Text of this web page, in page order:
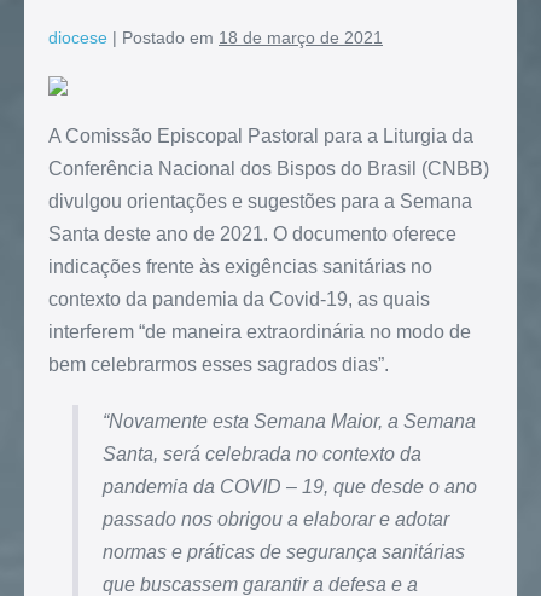
diocese | Postado em 18 de março de 2021
A Comissão Episcopal Pastoral para a Liturgia da
Conferência Nacional dos Bispos do Brasil (CNBB)
divulgou orientações e sugestões para a Semana
Santa deste ano de 2021. O documento oferece
indicações frente às exigências sanitárias no
contexto da pandemia da Covid-19, as quais
interferem “de maneira extraordinária no modo de
bem celebrarmos esses sagrados dias”.
“Novamente esta Semana Maior, a Semana
Santa, será celebrada no contexto da
pandemia da COVID – 19, que desde o ano
passado nos obrigou a elaborar e adotar
normas e práticas de segurança sanitárias
que buscassem garantir a defesa e a